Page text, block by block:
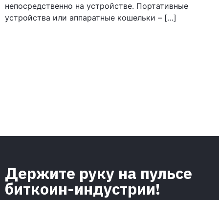
непосредственно на устройстве. Портативные
устройства или аппаратные кошельки – […]
Держите руку на пульсе
биткоин-индустрии!